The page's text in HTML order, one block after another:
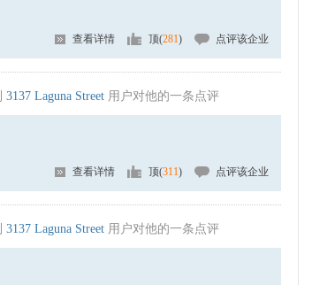
查看详情 顶(281) 点评该企业
3137 Laguna Street 用户对他的一条点评
查看详情 顶(311) 点评该企业
3137 Laguna Street 用户对他的一条点评